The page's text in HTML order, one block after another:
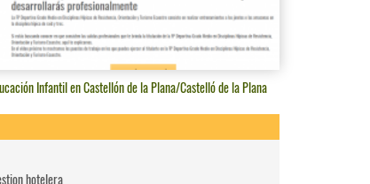
Infantil en Castellón de la Plana/Castelló de la Plana
hotelera